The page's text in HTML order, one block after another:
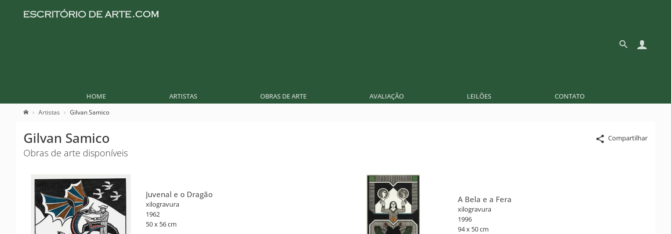
HOME ARTISTAS OBRAS DE ARTE AVALIAÇÃO LEILÕES CONTATO
Artistas Gilvan Samico
Compartilhar
Gilvan Samico
Obras de arte disponíveis
Juvenal e o Dragão
xilogravura
1962
50 x 56 cm
A Bela e a Fera
xilogravura
1996
94 x 50 cm